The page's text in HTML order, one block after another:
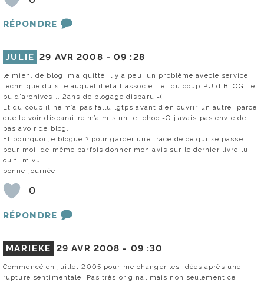
RÉPONDRE
JULIE 29 AVR 2008 -09 :28
le mien, de blog, m’a quitté il y a peu, un problème avecle service
technique du site auquel il était associé … et du coup PU d’BLOG ! et
pu d’archives .. 2ans de blogage disparu =(
Et du coup il ne m’a pas fallu lgtps avant d’en ouvrir un autre, parce
que le voir disparaitre m’a mis un tel choc =O j’avais pas envie de
pas avoir de blog.
Et pourquoi je blogue ? pour garder une trace de ce qui se passe
pour moi, de même parfois donner mon avis sur le dernier livre lu,
ou film vu …
bonne journée
0
RÉPONDRE
MARIEKE 29 AVR 2008 - 09 :30
Commencé en juillet 2005 pour me changer les idées après une
rupture sentimentale. Pas très original mais non seulement ce